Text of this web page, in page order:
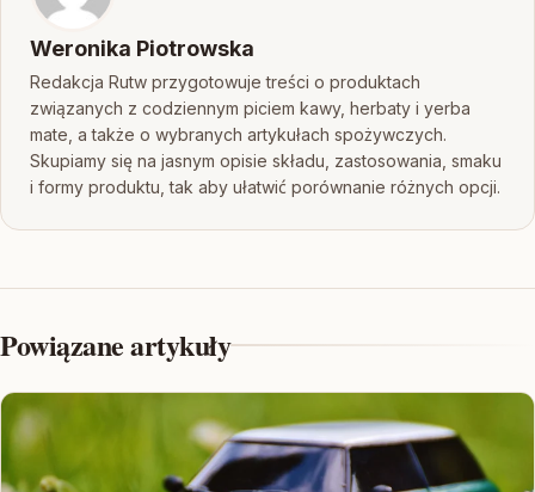
Weronika Piotrowska
Redakcja Rutw przygotowuje treści o produktach
związanych z codziennym piciem kawy, herbaty i yerba
mate, a także o wybranych artykułach spożywczych.
Skupiamy się na jasnym opisie składu, zastosowania, smaku
i formy produktu, tak aby ułatwić porównanie różnych opcji.
Powiązane artykuły